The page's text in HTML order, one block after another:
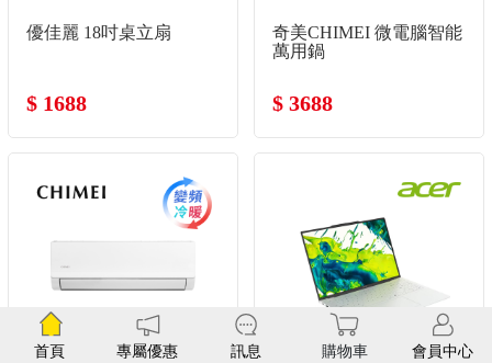
優佳麗 18吋桌立扇
$ 1688
奇美CHIMEI 微電腦智能
萬用鍋
$ 3688
首頁 專屬優惠 訊息 購物車 會員中心